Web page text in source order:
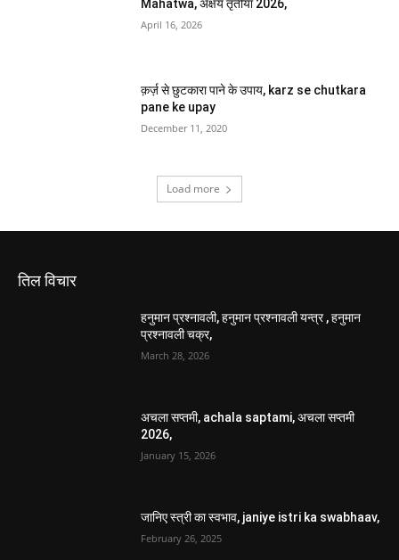
Mahatwa, अक्षय तृतीया 2026,
April 16, 2026
क़र्ज़ से छुटकारा पाने के उपाय, karz se chutkara
pane ke upay
December 11, 2020
Load more
तिल विचार
हनुमान प्रश्नावली, हनुमान प्रश्नावली यन्त्र , हनुमान
प्रश्नावली चक्र,
March 28, 2026
अचला सप्तमी, achala saptami, अचला सप्तमी
2026,
January 15, 2026
जानिए स्त्री का स्वभाव, janiye istri ka swabhaav,
February 26, 2025